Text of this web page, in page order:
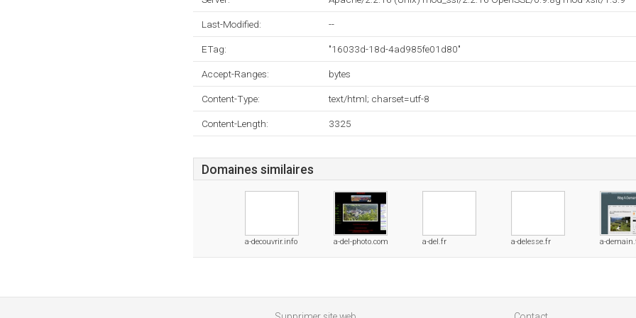
Last-Modified: --
ETag: "16033d-18d-4ad985fe01d80"
Accept-Ranges: bytes
Content-Type: text/html; charset=utf-8
Content-Length: 3325
Domaines similaires
a-decouvrir.info a-del-photo.com a-del.fr a-delesse.fr a-